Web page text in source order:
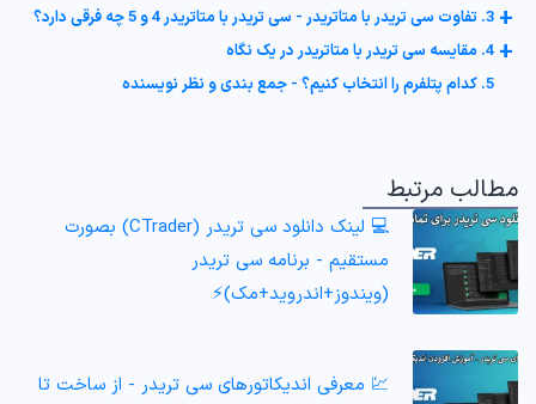
3. تفاوت سی تریدر با متاتریدر - سی تریدر با متاتریدر 4 و 5 چه فرقی دارد؟ +
4. مقایسه سی تریدر با متاتریدر در یک نگاه +
5. کدام پتلفرم را انتخاب کنیم؟ - جمع بندی و نظر نویسنده
مطالب مرتبط
💻 لینک دانلود سی تریدر (CTrader) بصورت
مستقیم - برنامه سی تریدر
(ویندوز+اندروید+مک)⚡️
💹 معرفی اندیکاتورهای سی تریدر - از ساخت تا